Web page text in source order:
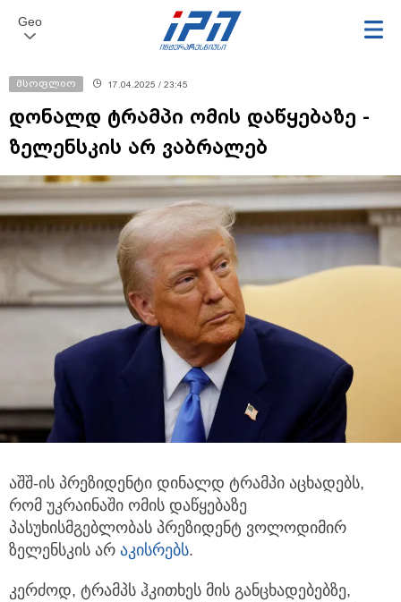
Geo
მსოფლიო 17.04.2025 / 23:45
დონალდ ტრამპი ომის დაწყებაზე -
ზელენსკის არ ვაბრალებ
აშშ-ის პრეზიდენტი დინალდ ტრამპი აცხადებს,
რომ უკრაინაში ომის დაწყებაზე
პასუხისმგებლობას პრეზიდენტ ვოლოდიმირ
ზელენსკის არ აკისრებს.
კერძოდ, ტრამპს ჰკითხეს მის განცხადებებზე,